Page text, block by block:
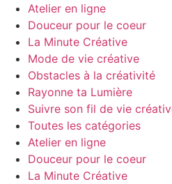
Atelier en ligne
Douceur pour le coeur
La Minute Créative
Mode de vie créative
Obstacles à la créativité
Rayonne ta Lumière
Suivre son fil de vie
Toutes les catégories
Atelier en ligne
Douceur pour le coeur
La Minute Créative